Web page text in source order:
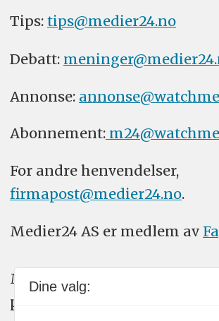
Tips: tips@medier24.no
Debatt:
Annonse:
Abonnement:
For andre henvendelser,
firmapost@medier24.no.
Medier24 AS er medlem av
Medier24 arbeider etter Vær
plakatens regler for god
Dine valg: